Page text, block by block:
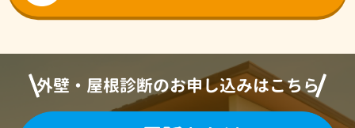
外壁・屋根診断のお申し込みはこちら